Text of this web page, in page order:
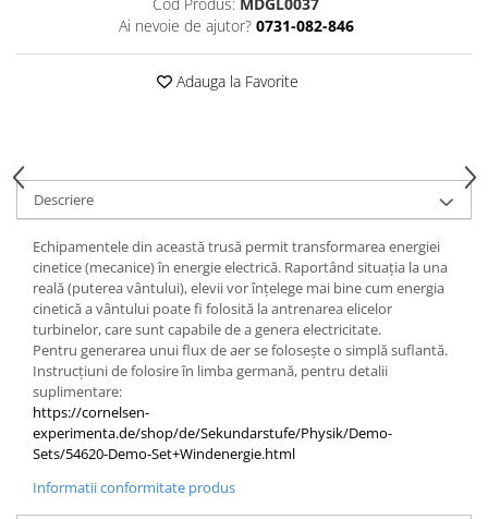
Cod Produs: MDGL0037
Ai nevoie de ajutor? 0731-082-846
Adauga la Favorite
Descriere
Echipamentele din această trusă permit transformarea energiei
cinetice (mecanice) în energie electrică. Raportând situația la una
reală (puterea vântului), elevii vor înțelege mai bine cum energia
cinetică a vântului poate fi folosită la antrenarea elicelor
turbinelor, care sunt capabile de a genera electricitate.
Pentru generarea unui flux de aer se folosește o simplă suflantă.
Instrucțiuni de folosire în limba germană, pentru detalii
suplimentare:
https://cornelsen-
experimenta.de/shop/de/Sekundarstufe/Physik/Demo-
Sets/54620-Demo-Set+Windenergie.html
Informatii conformitate produs